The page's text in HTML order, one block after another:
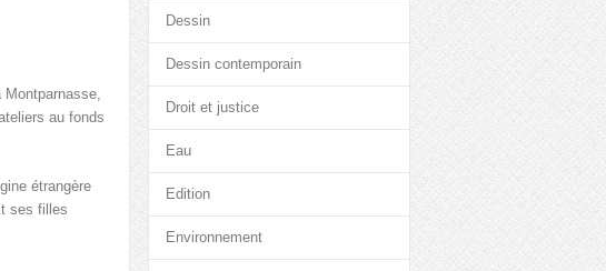
au fonds
étrangère
ses filles
Dessin
Dessin contemporain
Droit et justice
Eau
Edition
Environnement